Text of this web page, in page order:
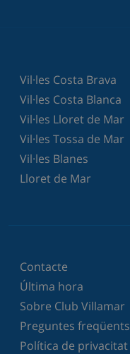
Vil·les Costa Brava
Vil·les Costa Blanca
Vil·les Lloret de Mar
Vil·les Tossa de Mar
Vil·les Blanes
Lloret de Mar
Contacte
Última hora
Sobre Club Villamar
Preguntes freqüents
Política de privacitat